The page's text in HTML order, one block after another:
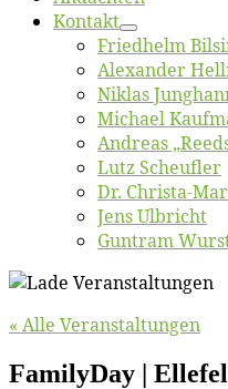
Kon­takt
Fried­helm
Alex­an­der
Ni­klas
Mi­cha­el
An­dre­as
Lutz Scheuf­ler
Dr. Chris­­ta-
Jens Ulb­richt
Gun­tram
« Alle Veranstaltungen
Fa­mi­ly­Day |